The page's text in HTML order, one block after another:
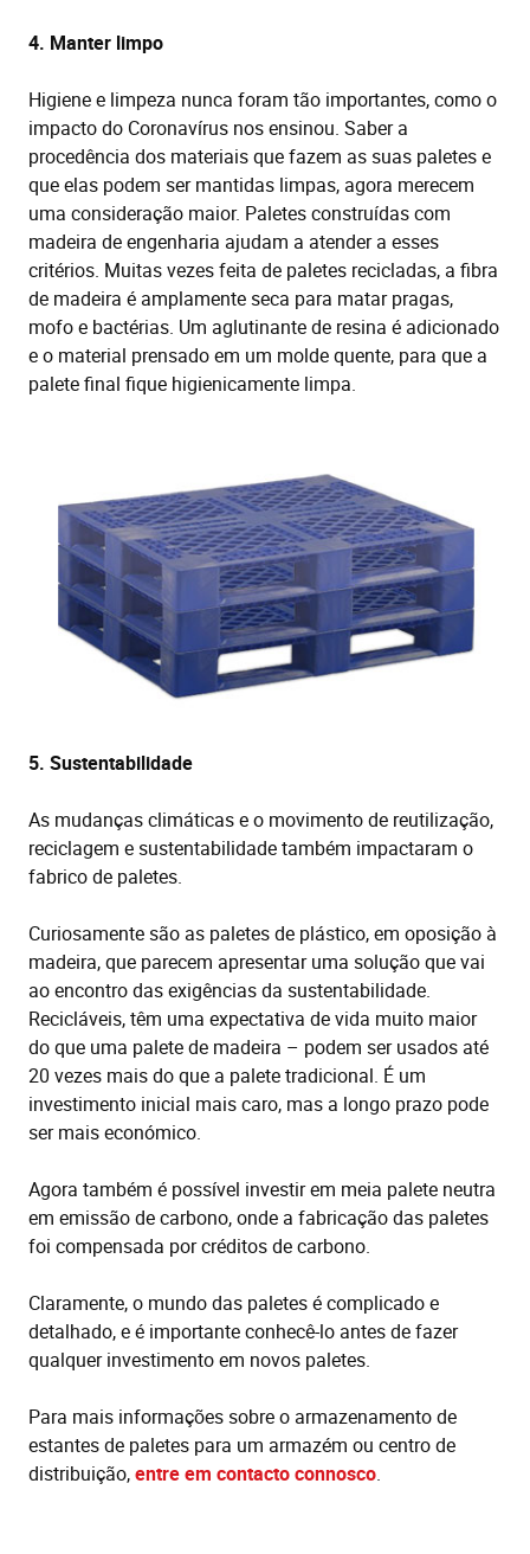
4. Manter limpo
Higiene e limpeza nunca foram tão importantes, como o
impacto do Coronavírus nos ensinou. Saber a
procedência dos materiais que fazem as suas paletes e
que elas podem ser mantidas limpas, agora merecem
uma consideração maior. Paletes construídas com
madeira de engenharia ajudam a atender a esses
critérios. Muitas vezes feita de paletes recicladas, a fibra
de madeira é amplamente seca para matar pragas,
mofo e bactérias. Um aglutinante de resina é adicionado
e o material prensado em um molde quente, para que a
palete final fique higienicamente limpa.
5. Sustentabilidade
As mudanças climáticas e o movimento de reutilização,
reciclagem e sustentabilidade também impactaram o
fabrico de paletes.
Curiosamente são as paletes de plástico, em oposição à
madeira, que parecem apresentar uma solução que vai
ao encontro das exigências da sustentabilidade.
Recicláveis, têm uma expectativa de vida muito maior
do que uma palete de madeira – podem ser usados até
20 vezes mais do que a palete tradicional. É um
investimento inicial mais caro, mas a longo prazo pode
ser mais económico.
Agora também é possível investir em meia palete neutra
em emissão de carbono, onde a fabricação das paletes
foi compensada por créditos de carbono.
Claramente, o mundo das paletes é complicado e
detalhado, e é importante conhecê-lo antes de fazer
qualquer investimento em novos paletes.
Para mais informações sobre o armazenamento de
estantes de paletes para um armazém ou centro de
distribuição,entre em contacto connosco.